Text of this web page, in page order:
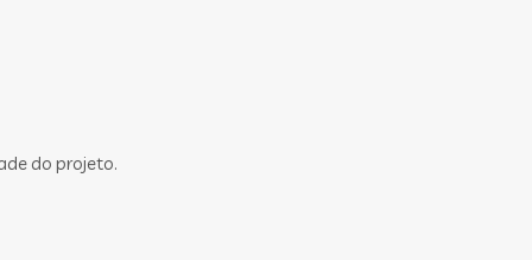
do projeto.